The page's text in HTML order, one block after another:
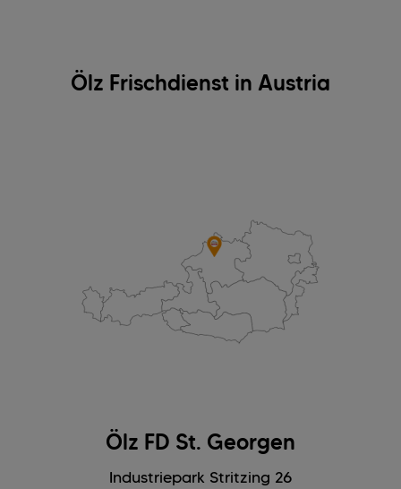
Ölz Frischdienst in Austria
Ölz FD St. Georgen
Industriepark Stritzing 26